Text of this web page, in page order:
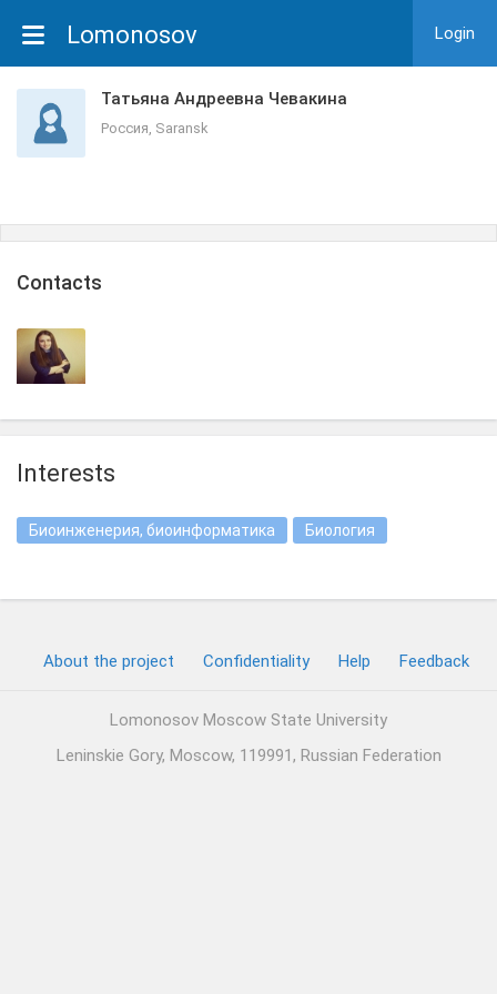
Lomonosov Login
Татьяна Андреевна Чевакина
Россия, Saransk
Сontacts
Interests
Биоинженерия, биоинформатика Биология
About the project Confidentiality Help Feedback
Lomonosov Moscow State University
Leninskie Gory, Moscow, 119991, Russian Federation